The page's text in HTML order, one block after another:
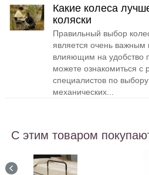
Какие колеса
коляски
Правильный выбор
является очень
влияющим на удобство
можете ознакомиться с
специалистов по
механических...
С этим товаром